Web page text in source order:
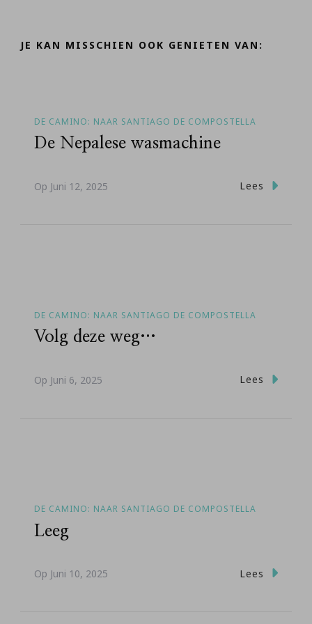
JE KAN MISSCHIEN OOK GENIETEN VAN:
DE CAMINO: NAAR SANTIAGO DE COMPOSTELLA
De Nepalese wasmachine
Op Juni 12, 2025 Lees
DE CAMINO: NAAR SANTIAGO DE COMPOSTELLA
Volg deze weg…
Op Juni 6, 2025 Lees
DE CAMINO: NAAR SANTIAGO DE COMPOSTELLA
Leeg
Op Juni 10, 2025 Lees